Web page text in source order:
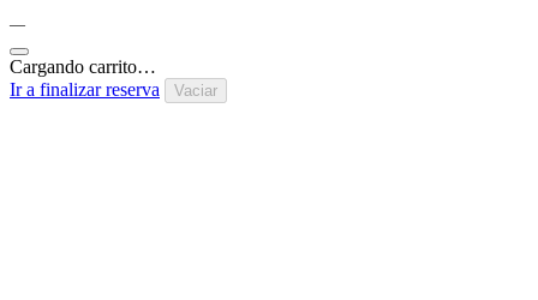
—
Cargando carrito…
Ir a finalizar reserva
Vaciar